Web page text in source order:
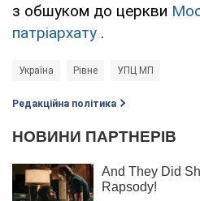
з обшуком до церкви
патріархату .
Україна Рівне УПЦ МП
Редакційна політика